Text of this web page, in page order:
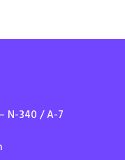
N-340 / A-7